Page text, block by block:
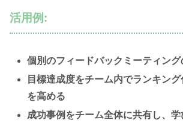
活用例:
個別のフィードバックミーティング
目標達成度をチーム内でランキン
を高める
成功事例をチーム全体に共有し、